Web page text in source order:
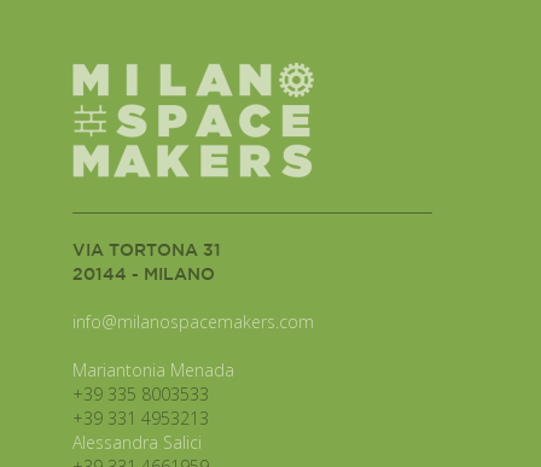
VIA TORTONA 31
20144 - MILANO
info@milanospacemakers.com
Mariantonia Menada
+39 335 8003533
+39 331 4953213
Alessandra Salici